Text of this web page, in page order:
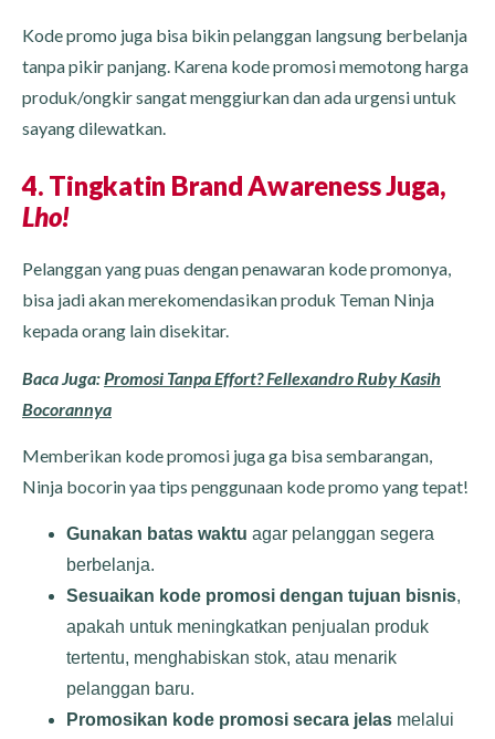
Kode promo juga bisa bikin pelanggan langsung berbelanja
tanpa pikir panjang. Karena kode promosi memotong harga
produk/ongkir sangat menggiurkan dan ada urgensi untuk
sayang dilewatkan.
4. Tingkatin Brand Awareness Juga,
Lho!
Pelanggan yang puas dengan penawaran kode promonya,
bisa jadi akan merekomendasikan produk Teman Ninja
kepada orang lain disekitar.
Baca Juga: Promosi Tanpa Effort? Fellexandro Ruby Kasih
Bocorannya
Memberikan kode promosi juga ga bisa sembarangan,
Ninja bocorin yaa tips penggunaan kode promo yang tepat!
Gunakan batas waktu agar pelanggan segera
berbelanja.
Sesuaikan kode promosi dengan tujuan bisnis,
apakah untuk meningkatkan penjualan produk
tertentu, menghabiskan stok, atau menarik
pelanggan baru.
Promosikan kode promosi secara jelas melalui